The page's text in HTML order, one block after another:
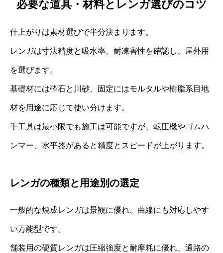
必要な道具・材料とレンガ選びのコツ
仕上がりは素材選びで半分決まります。
レンガは寸法精度と吸水率、耐凍害性を確認し、屋外用
を選びます。
基礎材には砕石と川砂、固定にはモルタルや樹脂系目地
材を用途に応じて使い分けます。
手工具は最小限でも施工は可能ですが、転圧機やゴムハ
ンマー、水平器があると精度とスピードが上がります。
レンガの種類と用途別の選定
一般的な焼成レンガは景観に優れ、曲線にも対応しやす
い万能型です。
舗装用の硬質レンガは圧縮強度と耐摩耗に優れ、通路の